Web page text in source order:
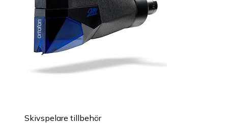
Skivspelare tillbehör